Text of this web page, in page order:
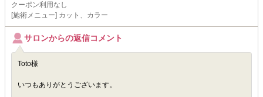
クーポン利用なし
[施術メニュー] カット、カラー
サロンからの返信コメント
Toto様
いつもありがとうございます。